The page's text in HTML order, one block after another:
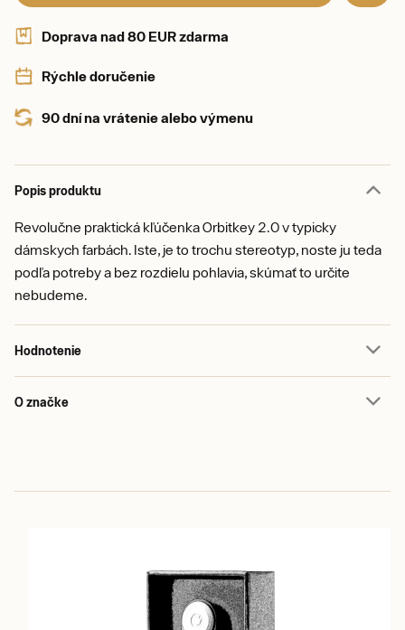
Doprava nad 80 EUR zdarma
Rýchle doručenie
90 dní na vrátenie alebo výmenu
Popis produktu
Revolučne praktická kľúčenka Orbitkey 2.0 v typicky
dámskych farbách. Iste, je to trochu stereotyp, noste ju teda
podľa potreby a bez rozdielu pohlavia, skúmať to určite
nebudeme.
Hodnotenie
O značke